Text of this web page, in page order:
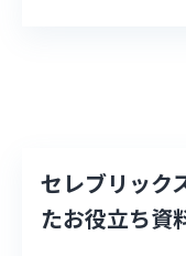
セレブリック
たお役立ち資